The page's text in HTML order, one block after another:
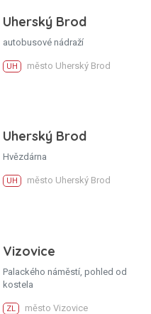
Uherský Brod
autobusové nádraží
UH město Uherský Brod
Uherský Brod
Hvězdárna
UH město Uherský Brod
Vizovice
Palackého náměstí, pohled od
kostela
ZL město Vizovice